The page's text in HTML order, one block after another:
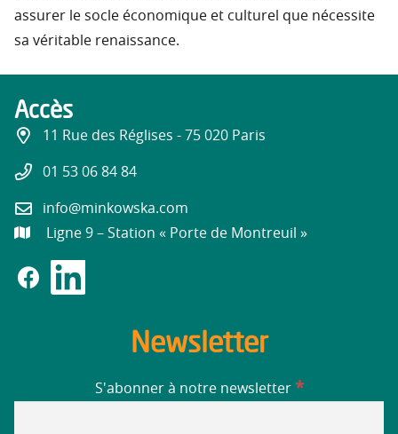
assurer le socle économique et culturel que nécessite
sa véritable renaissance.
Accès
11 Rue des Réglises - 75 020 Paris
01 53 06 84 84
info@minkowska.com
Ligne 9 – Station « Porte de Montreuil »
Newsletter
S'abonner à notre newsletter *